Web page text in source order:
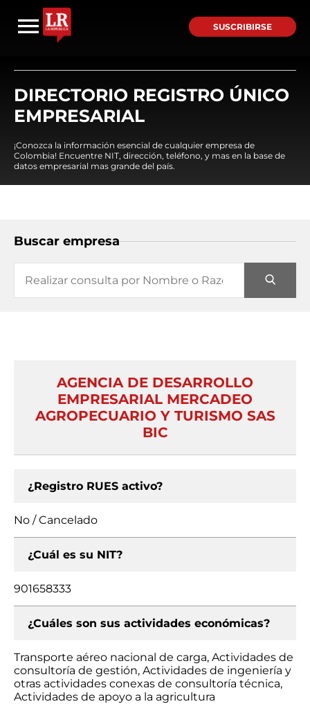
SUSCRIBIRSE
DIRECTORIO REGISTRO ÚNICO
EMPRESARIAL
¡Conozca la información esencial de cualquier empresa de
Colombia! Encuentre NIT, dirección, teléfono, y mas en la base de
datos empresarial mas grande del país.
Buscar empresa
AGENCIA DE DESARROLLO
EMPRESARIAL MERCADEO
AGROPECUARIO Y TURISMO SAS
BIC
¿Registro RUES activo?
No / Cancelado
¿Cuál es su NIT?
901658333
¿Cuáles son sus actividades económicas?
Transporte aéreo nacional de carga, Actividades de
consultoría de gestión, Actividades de ingeniería y
otras actividades conexas de consultoría técnica,
Actividades de apoyo a la agricultura